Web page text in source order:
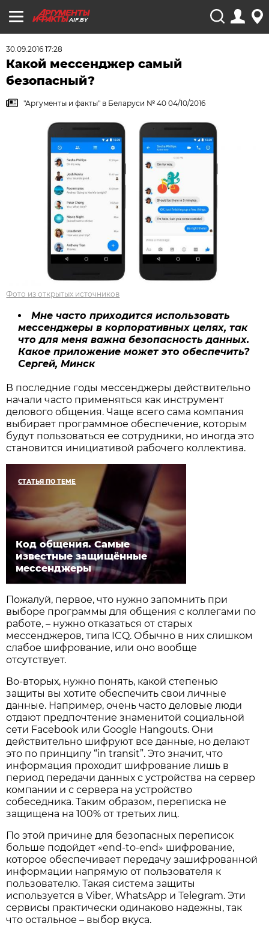
AIF.BY
30.09.2016 17:28
Какой мессенджер самый
безопасный?
"Аргументы и факты" в Беларуси № 40 04/10/2016
Фото из открытых источников
Мне часто приходится использовать
мессенджеры в корпоративных целях, так
что для меня важна безопасность данных.
Какое приложение может это обеспечить?
Сергей, Минск
В последние годы мессенджеры действительно
начали часто применяться как инструмент
делового общения. Чаще всего сама компания
выбирает программное обеспечение, которым
будут пользоваться ее сотрудники, но иногда это
становится инициативой рабочего коллектива.
СТАТЬЯ ПО ТЕМЕ
Код общения. Самые
известные защищённые
мессенджеры
Пожалуй, первое, что нужно запомнить при
выборе программы для общения с коллегами по
работе, – нужно отказаться от старых
мессенджеров, типа ICQ. Обычно в них слишком
слабое шифрование, или оно вообще
отсутствует.
Во-вторых, нужно понять, какой степенью
защиты вы хотите обеспечить свои личные
данные. Например, очень часто деловые люди
отдают предпочтение знаменитой социальной
сети Facebook или Google Hangouts. Они
действительно шифруют все данные, но делают
это по принципу “in transit”. Это значит, что
информация проходит шифрование лишь в
период передачи данных с устройства на сервер
компании и с сервера на устройство
собеседника. Таким образом, переписка не
защищена на 100% от третьих лиц.
По этой причине для безопасных переписок
больше подойдет «end-to-end» шифрование,
которое обеспечивает передачу зашифрованной
информации напрямую от пользователя к
пользователю. Такая система защиты
используется в Viber, WhatsApp и Telegram. Эти
сервисы практически одинаково надежны, так
что остальное – выбор вкуса.